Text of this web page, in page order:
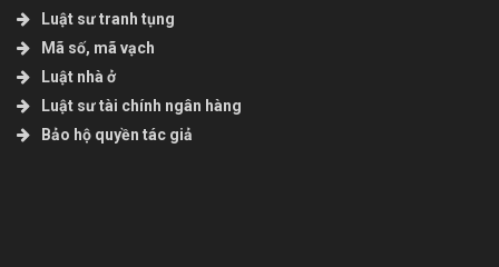
Luật sư tranh tụng
Mã số, mã vạch
Luật nhà ở
Luật sư tài chính ngân hàng
Bảo hộ quyền tác giả